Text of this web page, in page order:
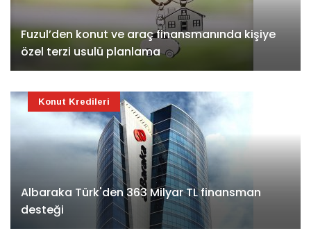
Fuzul’den konut ve araç finansmanında kişiye
özel terzi usulü planlama
Albaraka Türk'den 363 Milyar TL finansman
desteği
Konut Kredileri